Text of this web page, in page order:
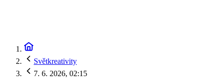
Světkreativity
7. 6. 2026, 02:15